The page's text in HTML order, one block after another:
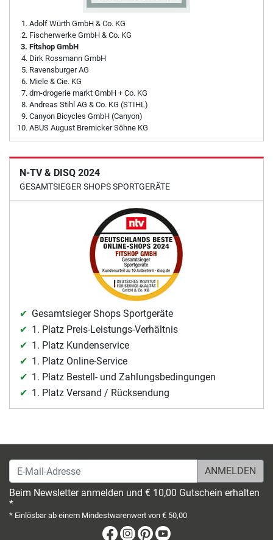
Adolf Würth GmbH & Co. KG
Fischerwerke GmbH & Co. KG
Fitshop GmbH
Dirk Rossmann GmbH
Ravensburger AG
Miele & Cie. KG
dm-drogerie markt GmbH + Co. KG
Andreas Stihl AG & Co. KG (STIHL)
Canyon Bicycles GmbH (Canyon)
ABUS August Bremicker Söhne KG
N-TV & DISQ 2024
GESAMTSIEGER SHOPS SPORTGERÄTE
Gesamtsieger Shops Sportgeräte
1. Platz Preis-Leistungs-Verhältnis
1. Platz Kundenservice
1. Platz Online-Service
1. Platz Bestell- und Zahlungsbedingungen
1. Platz Versand / Rücksendung
E-Mail-Adresse
Beim Newsletter anmelden und € 10,00 Gutschein erhalten
*
* Einlösbar ab einem Mindestwarenwert von € 50,00
Facebook
Instagram
Pinterest